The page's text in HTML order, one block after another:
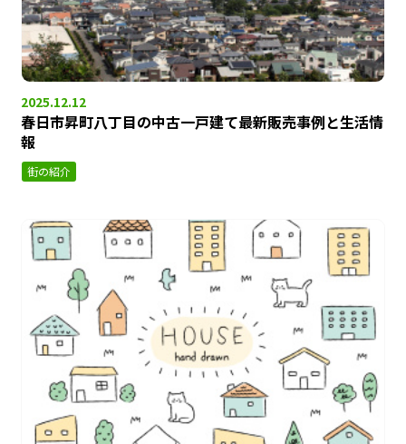
2025.12.12
春日市昇町八丁目の中古一戸建て最新販売事例と生活情
報
街の紹介